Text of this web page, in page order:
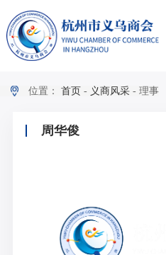
位置： 首页 - 义商风采 - 理事
周华俊